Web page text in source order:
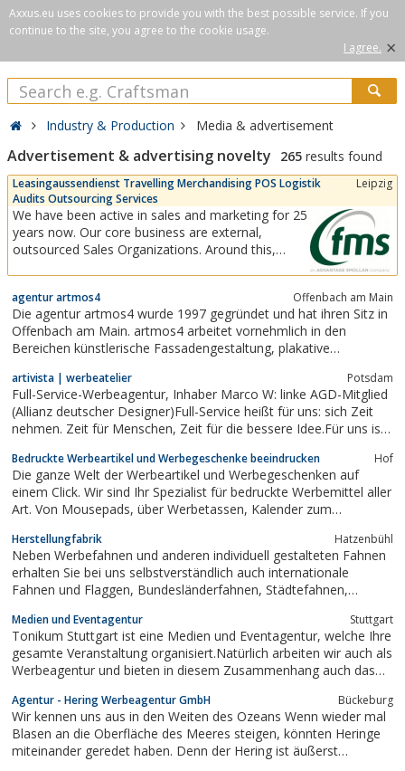
Axxus.eu uses cookies to provide you with the best possible service. If you
continue to the site, you agree to the cookie usage.
I agree. ×
Industry & Production Media & advertisement
Advertisement & advertising novelty 265 results found
Leasingaussendienst Travelling Merchandising POS Logistik
Audits Outsourcing Services
Leipzig
We have been active in sales and marketing for 25
years now. Our core business are external,
outsourced Sales Organizations. Around this,
materials and sales promotion tools.In our
personnel pool we have access to several
hundred sales...
agentur artmos4 Offenbach am Main
Die agentur artmos4 wurde 1997 gegründet und hat ihren Sitz in
Offenbach am Main. artmos4 arbeitet vornehmlich in den
Bereichen künstlerische Fassadengestaltung, plakative
sowie Leinwandgestaltung für Messen und Events.Interessant???
Mehr zu uns finden Sie auf...
artivista | werbeatelier Potsdam
Full-Service-Werbeagentur, Inhaber Marco W: linke AGD-Mitglied
(Allianz deutscher Designer)Full-Service heißt für uns: sich Zeit
nehmen. Zeit für Menschen, Zeit für die bessere Idee.Für uns ist
und behalten doch immer den Blick für das Ganze - von der...
Bedruckte Werbeartikel und Werbegeschenke beeindrucken Hof
Die ganze Welt der Werbeartikel und Werbegeschenken auf
einem Click. Wir sind Ihr Spezialist für bedruckte Werbemittel aller
Art. Von Mousepads, über Werbetassen, Kalender zum
online-druck.de
Herstellungfabrik Hatzenbühl
Neben Werbefahnen und anderen individuell gestalteten Fahnen
erhalten Sie bei uns selbstverständlich auch internationale
Fahnen und Flaggen, Bundesländerfahnen, Städtefahnen,
Beachflags, Fahnenmasten in verschiedenen Ausführungen und
Preisklassen und natürlich auch...
Medien und Eventagentur Stuttgart
Tonikum Stuttgart ist eine Medien und Eventagentur, welche Ihre
gesamte Veranstaltung organisiert.Natürlich arbeiten wir auch als
Werbeagentur und bieten in diesem Zusammenhang auch das
Eventmanagement, Logo, Visitenkarte, Briefpapier, Flyer und
Plakate
Agentur - Hering Werbeagentur GmbH Bückeburg
Wir kennen uns aus in den Weiten des Ozeans Wenn wieder mal
Blasen an die Oberfläche des Meeres steigen, könnten Heringe
miteinander geredet haben. Denn der Hering ist äußerst